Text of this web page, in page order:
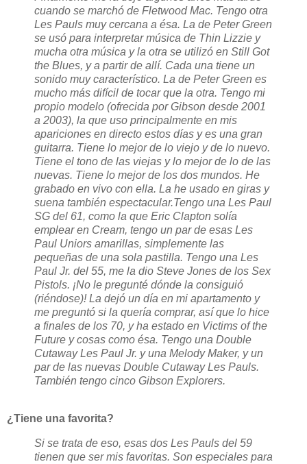
cuando se marchó de Fletwood Mac. Tengo otra
Les Pauls muy cercana a ésa. La de Peter Green
se usó para interpretar música de Thin Lizzie y
mucha otra música y la otra se utilizó en Still Got
the Blues, y a partir de allí. Cada una tiene un
sonido muy característico. La de Peter Green es
mucho más difícil de tocar que la otra. Tengo mi
propio modelo (ofrecida por Gibson desde 2001
a 2003), la que uso principalmente en mis
apariciones en directo estos días y es una gran
guitarra. Tiene lo mejor de lo viejo y de lo nuevo.
Tiene el tono de las viejas y lo mejor de lo de las
nuevas. Tiene lo mejor de los dos mundos. He
grabado en vivo con ella. La he usado en giras y
suena también espectacular.Tengo una Les Paul
SG del 61, como la que Eric Clapton solía
emplear en Cream, tengo un par de esas Les
Paul Uniors amarillas, simplemente las
pequeñas de una sola pastilla. Tengo una Les
Paul Jr. del 55, me la dio Steve Jones de los Sex
Pistols. ¡No le pregunté dónde la consiguió
(riéndose)! La dejó un día en mi apartamento y
me preguntó si la quería comprar, así que lo hice
a finales de los 70, y ha estado en Victims of the
Future y cosas como ésa. Tengo una Double
Cutaway Les Paul Jr. y una Melody Maker, y un
par de las nuevas Double Cutaway Les Pauls.
También tengo cinco Gibson Explorers.
¿Tiene una favorita?
Si se trata de eso, esas dos Les Pauls del 59
tienen que ser mis favoritas. Son especiales para